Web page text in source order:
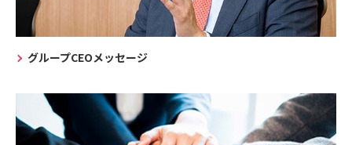
グループCEOメッセージ